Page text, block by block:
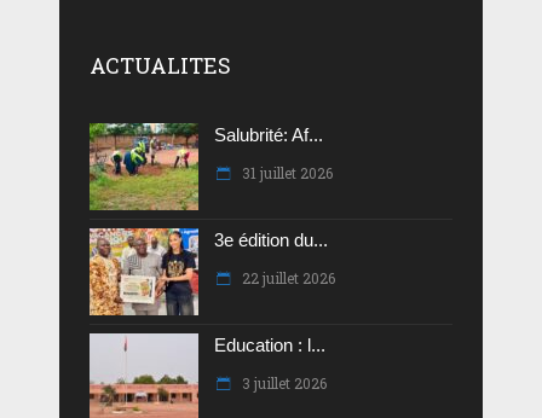
ACTUALITES
Salubrité: Af...
31 juillet 2026
3e édition du...
22 juillet 2026
Education : l...
3 juillet 2026